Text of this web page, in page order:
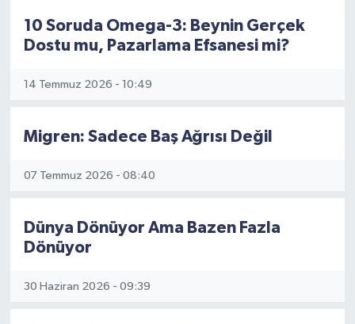
10 Soruda Omega-3: Beynin Gerçek
Dostu mu, Pazarlama Efsanesi mi?
14 Temmuz 2026 - 10:49
Migren: Sadece Baş Ağrısı Değil
07 Temmuz 2026 - 08:40
Dünya Dönüyor Ama Bazen Fazla
Dönüyor
30 Haziran 2026 - 09:39